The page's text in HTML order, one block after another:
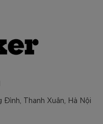
Thanh Xuân, Hà Nội